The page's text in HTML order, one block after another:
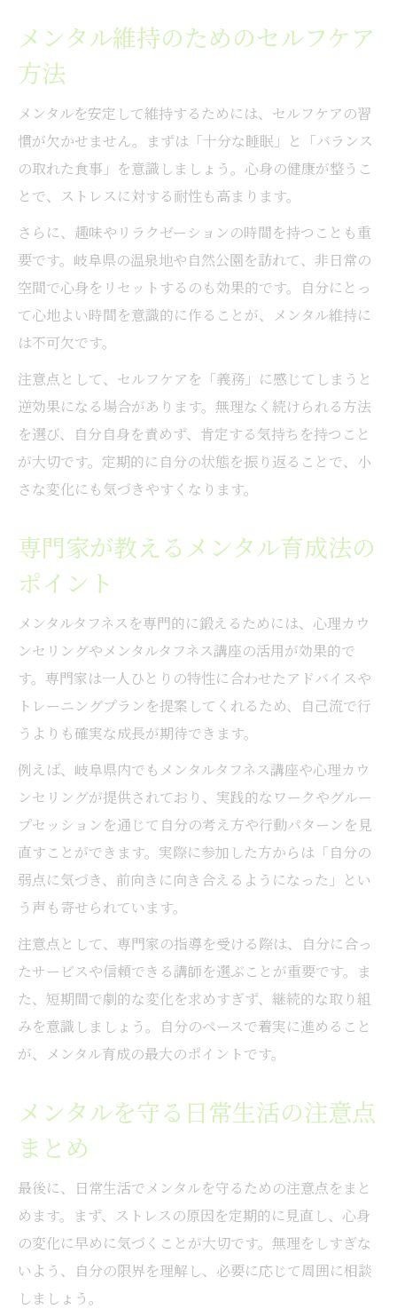
メンタル維持のためのセルフケア
方法
メンタルを安定して維持するためには、セルフケアの習
慣が欠かせません。まずは「十分な睡眠」と「バランス
の取れた食事」を意識しましょう。心身の健康が整うこ
とで、ストレスに対する耐性も高まります。
さらに、趣味やリラクゼーションの時間を持つことも重
要です。岐阜県の温泉地や自然公園を訪れて、非日常の
空間で心身をリセットするのも効果的です。自分にとっ
て心地よい時間を意識的に作ることが、メンタル維持に
は不可欠です。
注意点として、セルフケアを「義務」に感じてしまうと
逆効果になる場合があります。無理なく続けられる方法
を選び、自分自身を責めず、肯定する気持ちを持つこと
が大切です。定期的に自分の状態を振り返ることで、小
さな変化にも気づきやすくなります。
専門家が教えるメンタル育成法の
ポイント
メンタルタフネスを専門的に鍛えるためには、心理カウ
ンセリングやメンタルタフネス講座の活用が効果的で
す。専門家は一人ひとりの特性に合わせたアドバイスや
トレーニングプランを提案してくれるため、自己流で行
うよりも確実な成長が期待できます。
例えば、岐阜県内でもメンタルタフネス講座や心理カウ
ンセリングが提供されており、実践的なワークやグルー
プセッションを通じて自分の考え方や行動パターンを見
直すことができます。実際に参加した方からは「自分の
弱点に気づき、前向きに向き合えるようになった」とい
う声も寄せられています。
注意点として、専門家の指導を受ける際は、自分に合っ
たサービスや信頼できる講師を選ぶことが重要です。ま
た、短期間で劇的な変化を求めすぎず、継続的な取り組
みを意識しましょう。自分のペースで着実に進めること
が、メンタル育成の最大のポイントです。
メンタルを守る日常生活の注意点
まとめ
最後に、日常生活でメンタルを守るための注意点をまと
めます。まず、ストレスの原因を定期的に見直し、心身
の変化に早めに気づくことが大切です。無理をしすぎな
いよう、自分の限界を理解し、必要に応じて周囲に相談
しましょう。